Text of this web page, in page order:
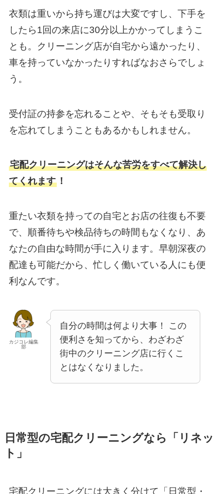
衣類は重いから持ち運びは大変ですし、下手を
したら1回の来店に30分以上かかってしまうこ
とも。クリーニング店が自宅から遠かったり、
車を持っていなかったりすればなおさらでしょ
う。
受付証の持参を忘れることや、そもそも受取り
を忘れてしまうこともあるかもしれません。
宅配クリーニングはそんな苦労をすべて解決し
てくれます！
重たい衣類を持っての自宅とお店の往復も不要
で、順番待ちや検品待ちの時間もなくなり、あ
なたの自由な時間が手に入ります。早朝深夜の
配達も可能だから、忙しく働いている人にも便
利なんです。
カジコレ編集
部
自分の時間は何より大事！ この
便利さを知ってから、わざわざ
街中のクリーニング店に行くこ
とはなくなりました。
日常型の宅配クリーニングなら「リネッ
ト」
宅配クリーニングには大きく分けて「日常型・